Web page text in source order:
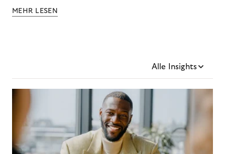
MEHR LESEN
Alle Insights